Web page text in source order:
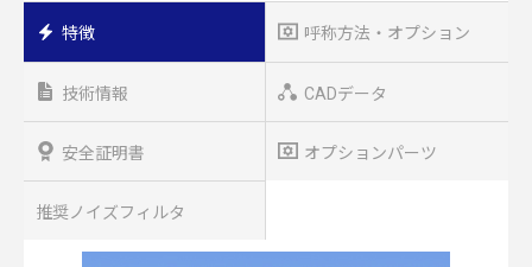
特徴 呼称方法・オプション
技術情報 CADデータ
安全証明書 オプションパーツ
推奨ノイズフィルタ